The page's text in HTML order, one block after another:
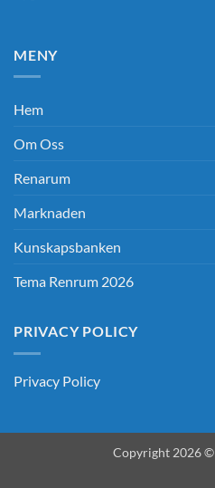
MENY
Hem
Om Oss
Renarum
Marknaden
Kunskapsbanken
Tema Renrum 2026
PRIVACY POLICY
Privacy Policy
Copyright 2026 ©